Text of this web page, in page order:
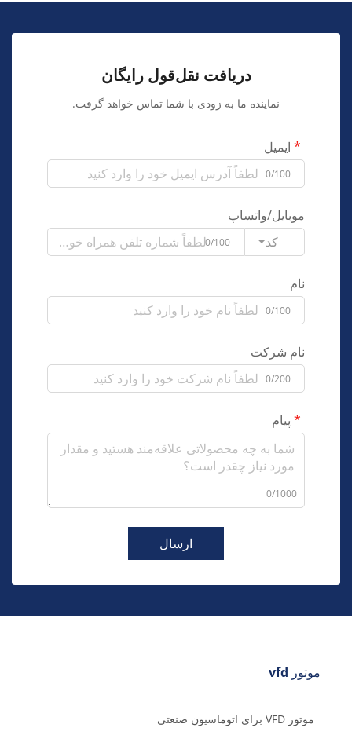
دریافت نقل‌قول رایگان
نماینده ما به زودی با شما تماس خواهد گرفت.
ایمیل
0/100
موبایل/واتساپ
کد
0/100
نام
0/100
نام شرکت
0/200
پیام
0/1000
ارسال
موتور vfd
موتور VFD برای اتوماسیون صنعتی